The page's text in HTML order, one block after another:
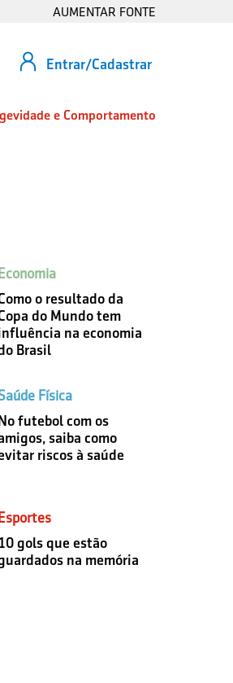
AUMENTAR FONTE
Entrar/Cadastrar
e Comportamento
Economia
o resultado da
do Mundo tem
na economia
Brasil
Física
futebol com os
saiba como
riscos à saúde
10 gols que estão
na memória